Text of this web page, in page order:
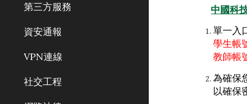
第三方服務
資安通報
VPN連線
社交工程
中國科
單一入
學生帳
教師帳
為確保
以確保